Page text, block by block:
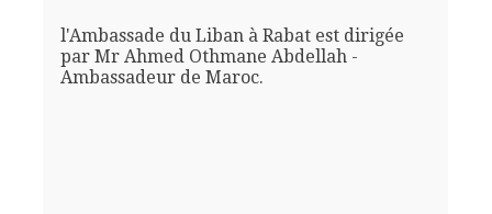
l'Ambassade du Liban à Rabat est dirigée
par Mr Ahmed Othmane Abdellah -
Ambassadeur de Maroc.